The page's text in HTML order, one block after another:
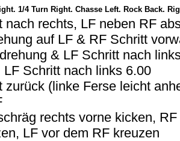
1/4 Turn Right. Chasse Left. Rock Back.
nach rechts, LF neben RF
auf LF & RF Schritt
& LF Schritt nach
LF Schritt nach links 6.00
zurück (linke Ferse leicht
rechts vorne kicken,
LF vor dem RF kreuzen